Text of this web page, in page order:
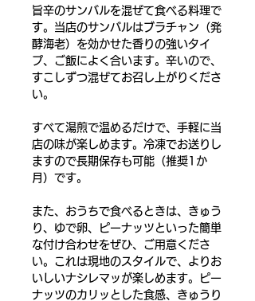
旨辛のサンバルを混ぜて食べる料理で
す。当店のサンバルはブラチャン（発
酵海老）を効かせた香りの強いタイ
プ、ご飯によく合います。辛いので、
すこしずつ混ぜてお召し上がりくださ
い。
すべて湯煎で温めるだけで、手軽に当
店の味が楽しめます。冷凍でお送りし
ますので長期保存も可能（推奨1か
月）です。
また、おうちで食べるときは、きゅう
り、ゆで卵、ピーナッツといった簡単
な付け合わせをぜひ、ご用意くださ
い。これは現地のスタイルで、よりお
いしいナシレマッが楽しめます。ピー
ナッツのカリッとした食感、きゅうり